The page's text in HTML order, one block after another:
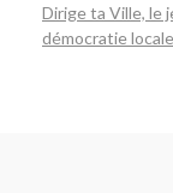
Dirige ta Ville, le
démocratie locale